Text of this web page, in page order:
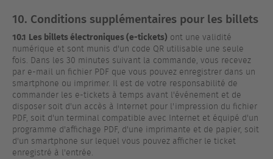
10. Conditions supplémentaires pour les billets
10.1 Les billets électroniques (e-tickets) ont une validité
numérique et sont munis d'un code QR utilisable une seule
fois. Dans les 30 minutes suivant la commande, vous recevez
par e-mail un fichier PDF que vous pouvez enregistrer dans un
smartphone ou imprimer. Il est de votre responsabilité de
commander les e-tickets à temps avant l'événement et de
disposer soit d'un accès à Internet pour l'impression du fichier
PDF, soit d'un terminal compatible avec Internet et équipé d'un
programme d'affichage PDF, d'une imprimante et de papier, soit
d'un smartphone sur lequel vous pouvez afficher le ticket
enregistré à l'entrée.